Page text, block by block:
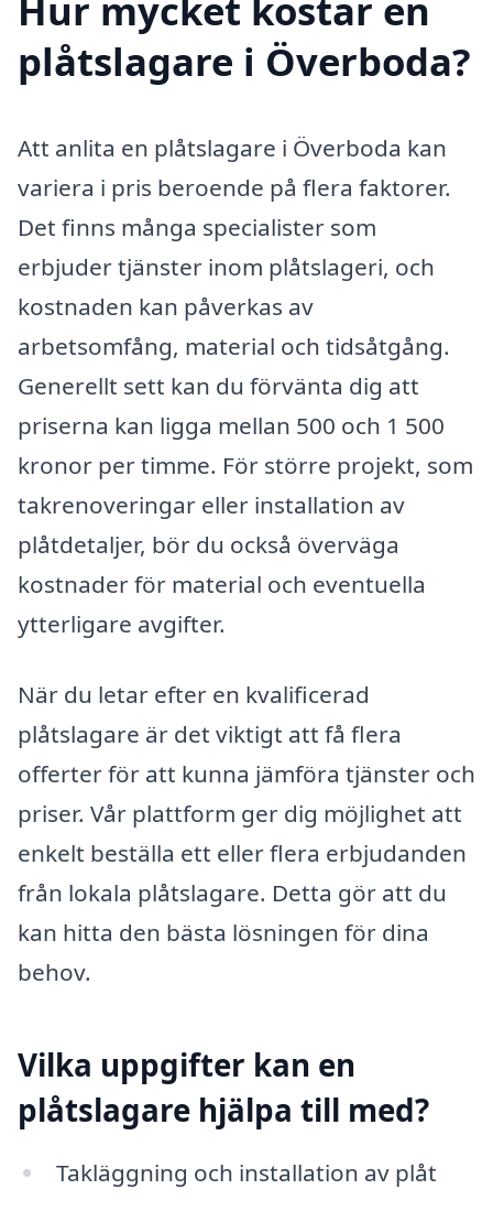
Hur mycket kostar en
plåtslagare i Överboda?
Att anlita en plåtslagare i Överboda kan
variera i pris beroende på flera faktorer.
Det finns många specialister som
erbjuder tjänster inom plåtslageri, och
kostnaden kan påverkas av
arbetsomfång, material och tidsåtgång.
Generellt sett kan du förvänta dig att
priserna kan ligga mellan 500 och 1 500
kronor per timme. För större projekt, som
takrenoveringar eller installation av
plåtdetaljer, bör du också överväga
kostnader för material och eventuella
ytterligare avgifter.
När du letar efter en kvalificerad
plåtslagare är det viktigt att få flera
offerter för att kunna jämföra tjänster och
priser. Vår plattform ger dig möjlighet att
enkelt beställa ett eller flera erbjudanden
från lokala plåtslagare. Detta gör att du
kan hitta den bästa lösningen för dina
behov.
Vilka uppgifter kan en
plåtslagare hjälpa till med?
Takläggning och installation av plåt